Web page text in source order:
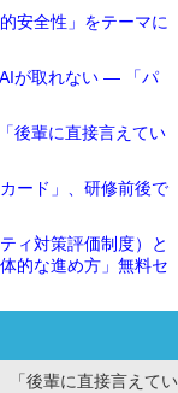
安全性」をテーマに
が取れない ― 「パ
後輩に直接言えてい
ード」、研修前後で
ィ対策評価制度）と
的な進め方」無料セ
「後輩に直接言えてい